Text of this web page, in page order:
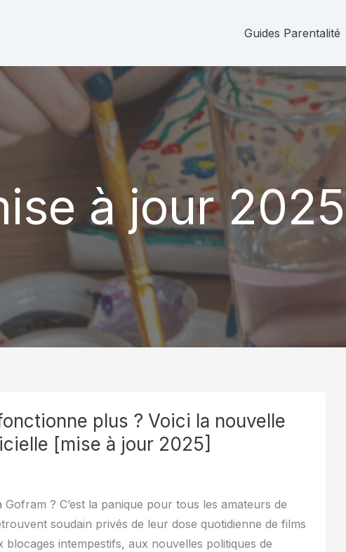
Guides Parentalité
à jour 2025
plus ? Voici la nouvelle
[mise à jour 2025]
Gofram ? C’est la panique pour tous les amateurs de
soudain privés de leur dose quotidienne de films
blocages intempestifs, aux nouvelles politiques de